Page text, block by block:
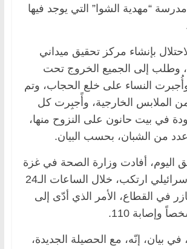
“مهدية الشوا” التي يوجد فيها
بإنشاء مركز تحقيق ميداني
وطلب إلى الجميع الخروج تحت
النساء على خلع الحجاب، وتم
الملابس الخارجية، وأًجبِرت كل
في بيت حانون على النزوح منها،
من الشبان، بحسب البيان.
أفادت وزارة الصحة في غزة
بأنّ الاحتلال الإسرائيلي ارتكب، خلال الساعات الـ24
5 مجازر في القطاع، الأمر الذي أدّى إلى
في بيان، إنّه، مع الحصيلة الجديدة،